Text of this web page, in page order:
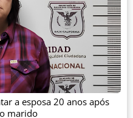
a esposa 20 anos após
marido